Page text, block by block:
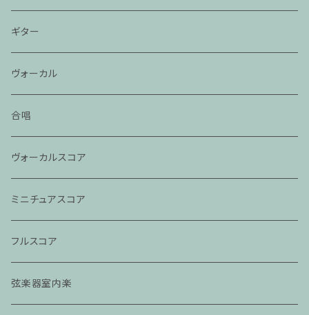
ギター
ヴォーカル
合唱
ヴォーカルスコア
ミニチュアスコア
フルスコア
弦楽器室内楽